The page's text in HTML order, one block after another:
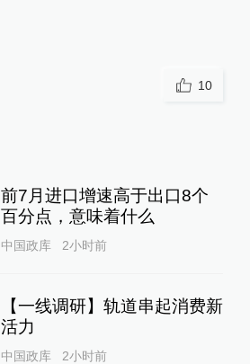
10
前7月进口增速高于出口8个
百分点，意味着什么
中国政库 2小时前
【一线调研】轨道串起消费新
活力
中国政库 2小时前